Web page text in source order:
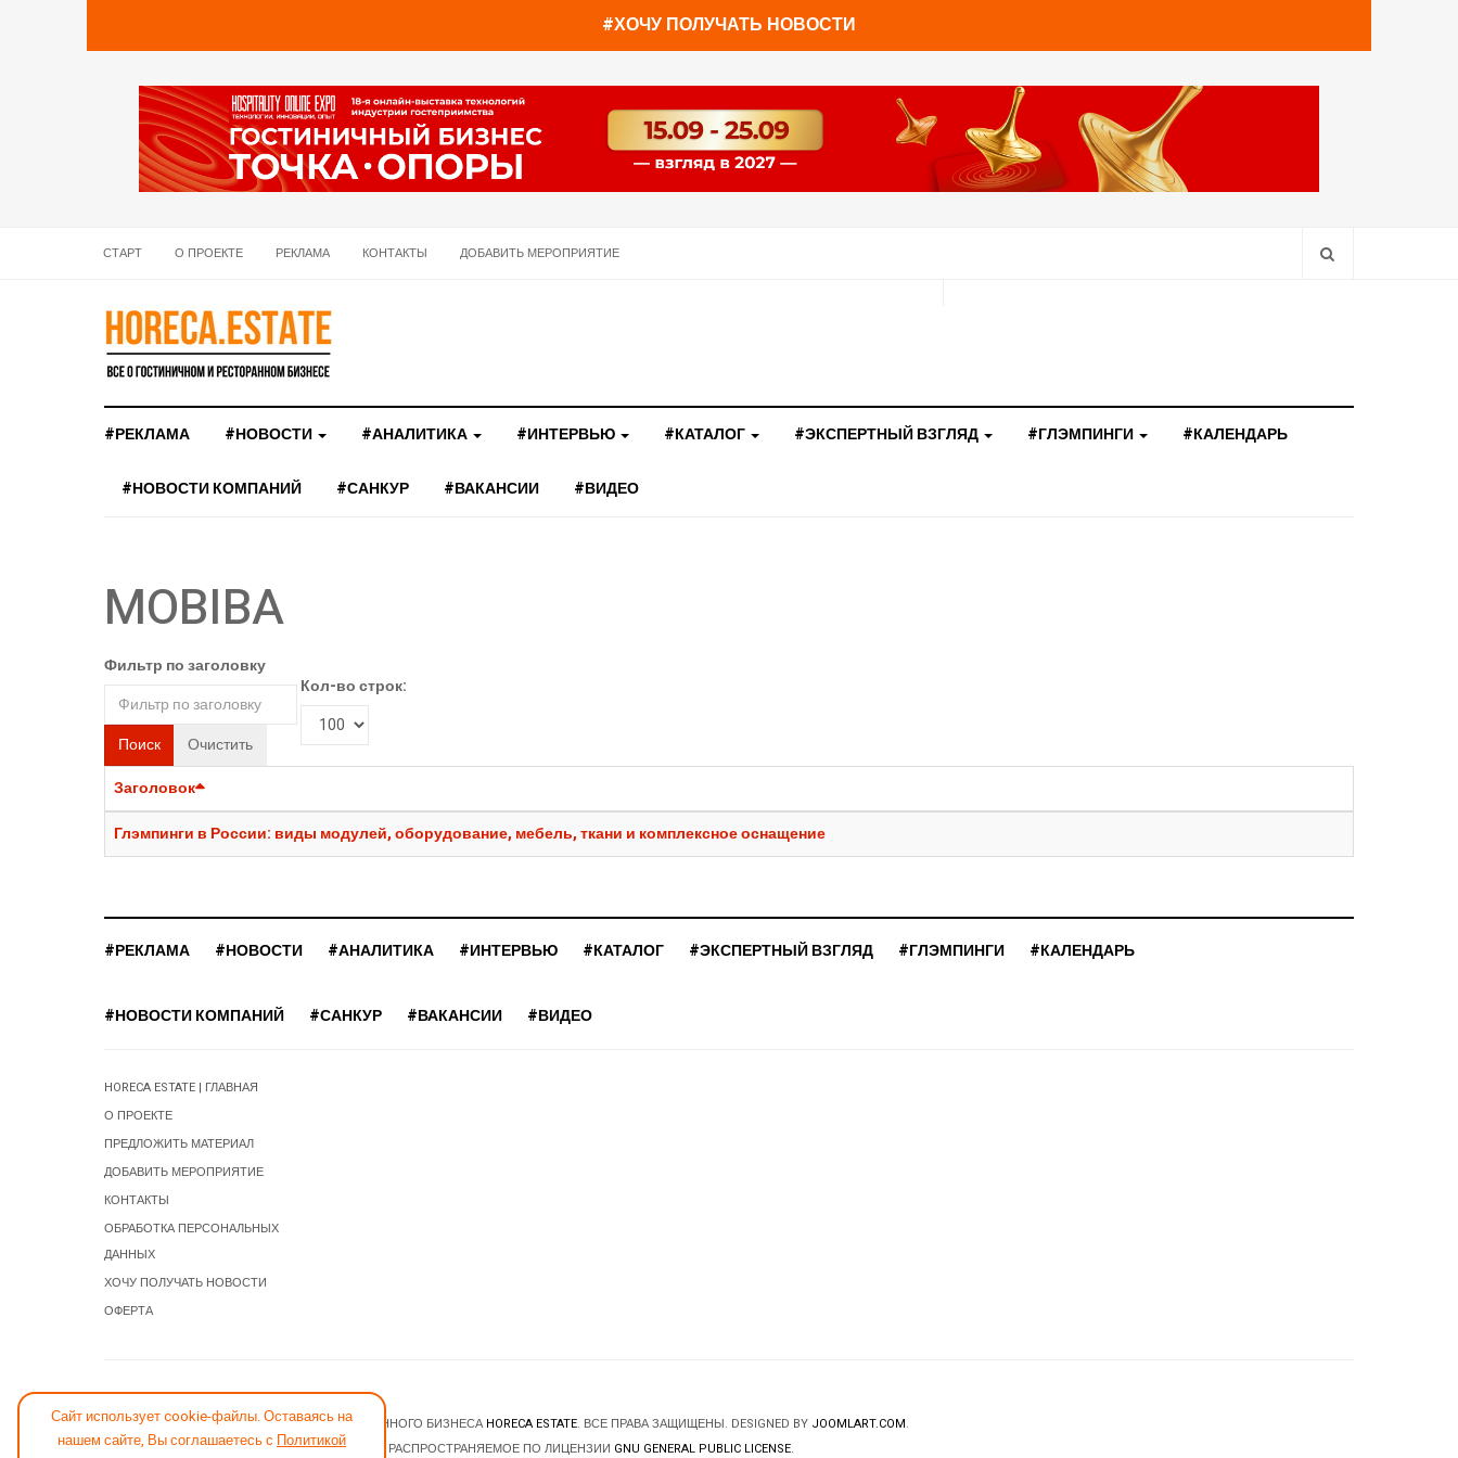
#ХОЧУ ПОЛУЧАТЬ НОВОСТИ
СТАРТ О ПРОЕКТЕ РЕКЛАМА КОНТАКТЫ ДОБАВИТЬ МЕРОПРИЯТИЕ
#РЕКЛАМА #НОВОСТИ #АНАЛИТИКА #ИНТЕРВЬЮ #КАТАЛОГ #ЭКСПЕРТНЫЙ ВЗГЛЯД #ГЛЭМПИНГИ #КАЛЕНДАРЬ
#НОВОСТИ КОМПАНИЙ #САНКУР #ВАКАНСИИ #ВИДЕО
MOBIBA
Фильтр по заголовку
Поиск Очистить
Кол-во строк:
Заголовок
Глэмпинги в России: виды модулей, оборудование, мебель, ткани и комплексное оснащение
Сайт использует cookie-файлы. Оставаясь на
нашем сайте, Вы соглашаетесь с Политикой
#РЕКЛАМА #НОВОСТИ #АНАЛИТИКА #ИНТЕРВЬЮ #КАТАЛОГ #ЭКСПЕРТНЫЙ ВЗГЛЯД #ГЛЭМПИНГИ #КАЛЕНДАРЬ
#НОВОСТИ КОМПАНИЙ #САНКУР #ВАКАНСИИ #ВИДЕО
HORECA ESTATE | ГЛАВНАЯ
О ПРОЕКТЕ
ПРЕДЛОЖИТЬ МАТЕРИАЛ
ДОБАВИТЬ МЕРОПРИЯТИЕ
КОНТАКТЫ
ОБРАБОТКА ПЕРСОНАЛЬНЫХ
ДАННЫХ
ХОЧУ ПОЛУЧАТЬ НОВОСТИ
ОФЕРТА
© 2026 НОВОСТИ ГОСТИНИЧНОГО И РЕСТОРАННОГО БИЗНЕСА HORECA ESTATE. ВСЕ ПРАВА ЗАЩИЩЕНЫ. DESIGNED BY JOOMLART.COM.
JOOMLA! CMS- ПРОГРАММНОЕ ОБЕСПЕЧЕНИЕ, РАСПРОСТРАНЯЕМОЕ ПО ЛИЦЕНЗИИ GNU GENERAL PUBLIC LICENSE.